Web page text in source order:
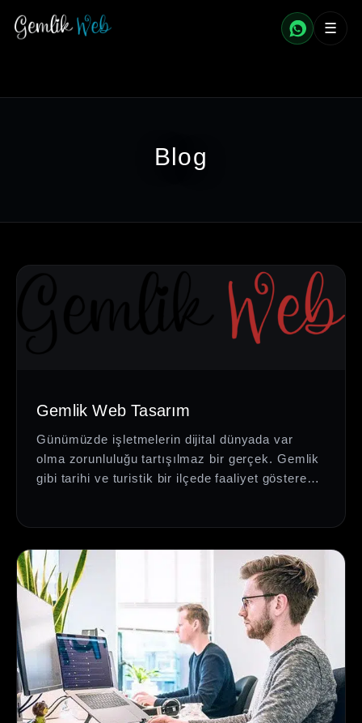
☰
Blog
Gemlik Web Tasarım
Günümüzde işletmelerin dijital dünyada var
olma zorunluluğu tartışılmaz bir gerçek. Gemlik
gibi tarihi ve turistik bir ilçede faaliyet gösteren